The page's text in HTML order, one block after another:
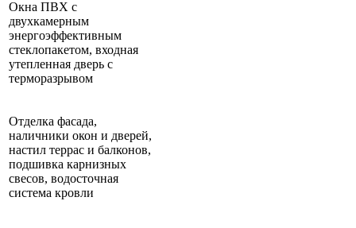
Окна ПВХ с
двухкамерным
энергоэффективным
стеклопакетом, входная
утепленная дверь с
терморазрывом
Отделка фасада,
наличники окон и дверей,
настил террас и балконов,
подшивка карнизных
свесов, водосточная
система кровли